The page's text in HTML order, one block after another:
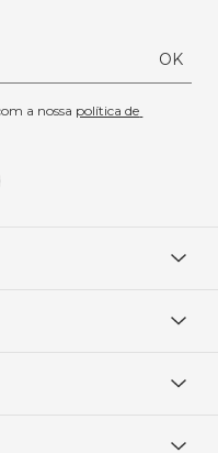
OK
a nossa política de